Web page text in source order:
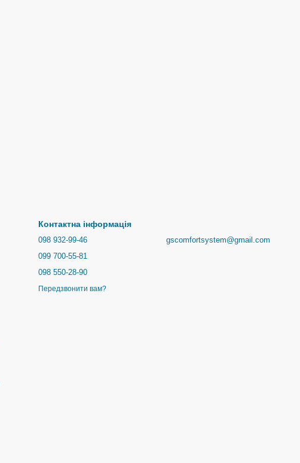
Контактна інформація
098 932-99-46
099 700-55-81
098 550-28-90
Передзвонити вам?
gscomfortsystem@gmail.com